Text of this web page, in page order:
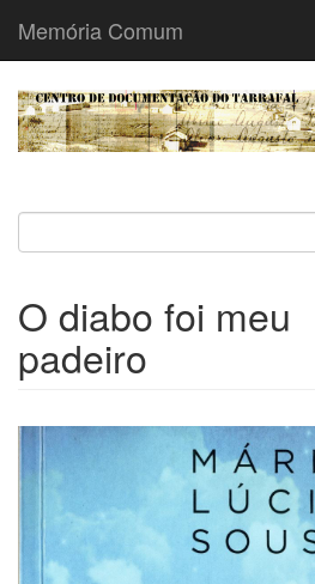
Passar
para
Memória Comum
O diabo foi meu
padeiro